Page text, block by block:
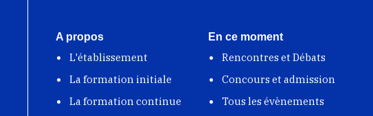
A propos
L'établissement
La formation initiale
La formation continue
En ce moment
Rencontres et Débats
Concours et admission
Tous les évènements